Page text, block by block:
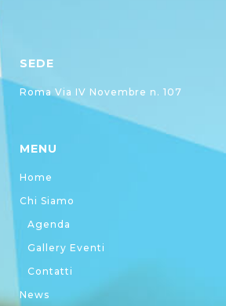
SEDE
Roma Via IV Novembre n. 107
MENU
Home
Chi Siamo
Agenda
Gallery Eventi
Contatti
News